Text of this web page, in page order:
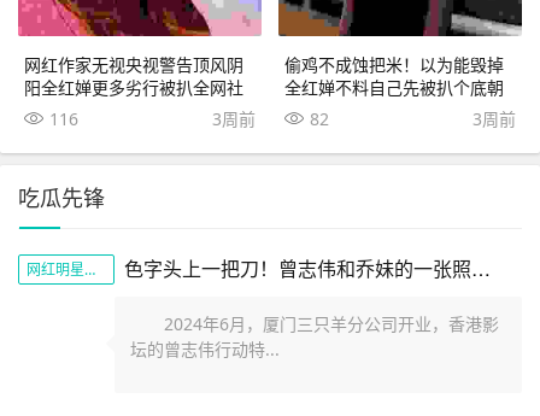
网红作家无视央视警告顶风阴
阳全红婵更多劣行被扒全网社
死 116 3周前
偷鸡不成蚀把米！以为能毁掉
全红婵不料自己先被扒个底朝
天 82 3周前
吃瓜先锋
网红明星黑料 色字头上一把刀！曾志伟和乔妹的一张照片展现娱乐圈的阴暗面
2024年6月，厦门三只羊分公司开业，香港影
坛的曾志伟行动特...